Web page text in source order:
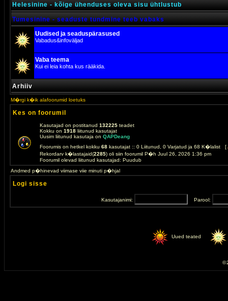
Helesinine - kõige ühenduses oleva sisu ühtlustub
Tumesinine - seaduste tundmine teeb vabaks
Uudised ja seaduspärasused
Vabadus&infoväljad
Vaba teema
Kui ei leia kohta kus rääkida.
Arhiiv
M�rgi k�ik alafoorumid loetuks
Kes on foorumil
Kasutajad on postitanud 132225 teadet
Kokku on 1918 liitunud kasutajat
Uusim liitunud kasutaja on QAPDeang
Foorumis on hetkel kokku 68 kasutajat :: 0 Liitunud, 0 Varjatud ja 68 K�lalist [
Rekordarv k�lastajaid(2285) oli siin foorumil P�h Juul 26, 2026 1:36 pm
Foorumil olevad liitunud kasutajad: Puudub
Andmed p�hinevad viimase viie minuti p�hjal
Logi sisse
Kasutajanimi: Parool:
Uued teated
©